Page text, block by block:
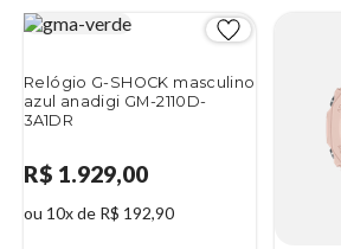
Relógio G-SHOCK masculino
azul anadigi GM-2110D-
3A1DR
R$ 1.929,00
ou 10x de R$ 192,90